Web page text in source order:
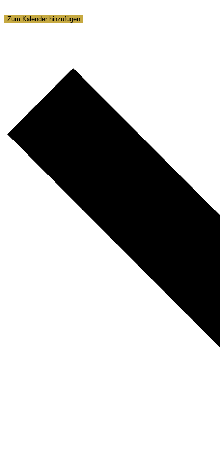
Zum Kalender hinzufügen